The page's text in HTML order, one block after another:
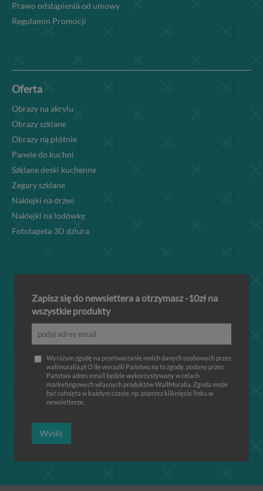
Prawo odstąpienia od umowy
Regulamin Promocji
Oferta
Obrazy na akrylu
Obrazy szklane
Obrazy na płótnie
Panele do kuchni
Szklane deski kuchenne
Zegary szklane
Naklejki na drzwi
Naklejki na lodówkę
Fototapeta 3D dziura
Zapisz się do newslettera a otrzymasz -10zł na
wszystkie produkty
Wyrażam zgodę na przetwarzanie moich danych osobowych przez
wallmuralia.pl O ile wyrazili Państwo na to zgodę, podany przez
Państwa adres email będzie wykorzystywany w celach
marketingowych własnych produktów WallMuralia. Zgoda może
być cofnięta w każdym czasie, np. poprzez kliknięcie linku w
newsletterze.
Wyślij